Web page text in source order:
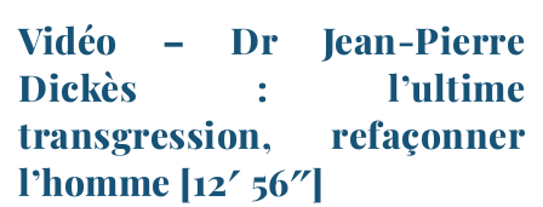
Vidéo – Dr Jean-​Pierre
Dickès : l’ultime
transgression, refaçonner
l’homme [12′ 56″]